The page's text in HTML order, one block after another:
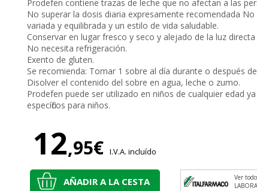
Prodefen contiene trazas de leche que no afectan a las
No superar la dosis diaria expresamente recomendada
variada y equilibrada y un estilo de vida saludable.
Conservar en lugar fresco y seco y alejado de la luz directa
No necesita refrigeración.
Exento de gluten.
Se recomienda: Tomar 1 sobre al día durante o después
Disolver el contenido del sobre en agua, leche o zumo.
Prodefen puede ser utilizado en niños de cualquier edad
específicos para niños.
12,95€ I.V.A. incluído
AÑADIR A LA CESTA
Ver